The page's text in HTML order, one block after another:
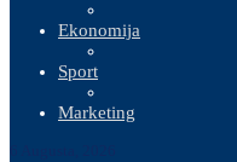
Ekonomija
Sport
Marketing